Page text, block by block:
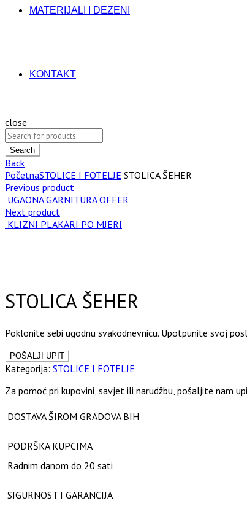
MATERIJALI I DEZENI
KONTAKT
close
Search
Back
PočetnaSTOLICE I FOTELJE STOLICA ŠEHER
Previous product
UGAONA GARNITURA OFFER
Next product
KLIZNI PLAKARI PO MJERI
STOLICA ŠEHER
Poklonite sebi ugodnu svakodnevnicu. Upotpunite svoj
Kategorija: STOLICE I FOTELJE
Za pomoć pri kupovini, savjet ili narudžbu, pošaljite nam
DOSTAVA ŠIROM GRADOVA BIH
PODRŠKA KUPCIMA
Radnim danom do 20 sati
SIGURNOST I GARANCIJA